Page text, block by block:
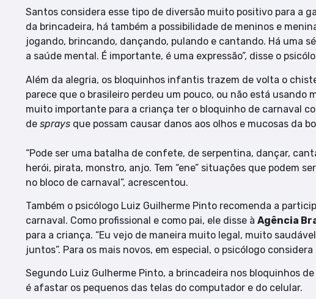
Santos considera esse tipo de diversão muito positivo para a
da brincadeira, há também a possibilidade de meninos e
jogando, brincando, dançando, pulando e cantando. Há uma
a saúde mental. É importante, é uma expressão”, disse o
Além da alegria, os bloquinhos infantis trazem de volta o
parece que o brasileiro perdeu um pouco, ou não está usando
muito importante para a criança ter o bloquinho de carnaval
de sprays que possam causar danos aos olhos e mucosas da
“Pode ser uma batalha de confete, de serpentina, dançar,
herói, pirata, monstro, anjo. Tem “ene” situações que podem
no bloco de carnaval”, acrescentou.
Também o psicólogo Luiz Guilherme Pinto recomenda a
carnaval. Como profissional e como pai, ele disse à Agência
para a criança. “Eu vejo de maneira muito legal, muito
juntos”. Para os mais novos, em especial, o psicólogo
Segundo Luiz Gulherme Pinto, a brincadeira nos bloquinhos
é afastar os pequenos das telas do computador e do celular.